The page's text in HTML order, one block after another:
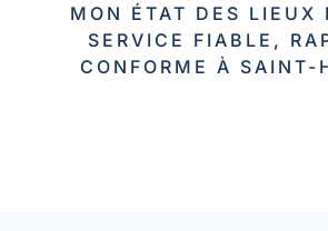
MON ÉTAT DES LIEUX
SERVICE FIABLE,
CONFORME À SAINT-